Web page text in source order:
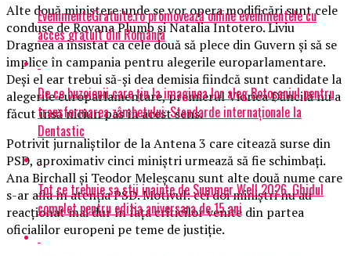
Alte două ministere unde se vor opera modificări sunt cele
conduse de Rovana Plumb și Natalia Intotero. Liviu
Dragnea a insistat ca cele două să plece din Guvern și să se
implice în campania pentru alegerile europarlamentare.
Deși el ear trebui să-și dea demisia fiindcă sunt candidate la
alegerile europarlamentare, premierul Viorica Dăncilă nu a
făcut însă niciun pas în acest sens.
Potrivit jurnaliștilor de la Antena 3 care citează surse din
PSD, aproximativ cinci miniștri urmează să fie schimbați.
Ana Birchall și Teodor Meleșcanu sunt alte două nume care
s-ar afla în atenția PSD. Motivul: cei doi miniștri nu au
reacționat mai dur în fața criticilor venite din partea
oficialilor europeni pe teme de justiție.
EvenimenteGratuite.ro promovează online evenimentele cu
acces gratuit din România
De ce buzoienii care țin la imaginea lor aleg Botoșaniul pentru
transformarea zâmbetului: Standarde internaționale la
Dentastic
Tot ce trebuie sa stii inainte de Summer Well 2026. Ghidul
complet pentru editia aniversara de 15 ani